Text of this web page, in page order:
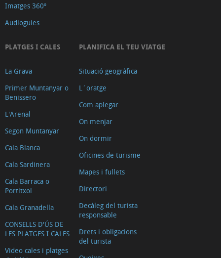
Imatges 360º
Audioguies
PLATGES I CALES
La Grava
Primer Muntanyar o
Benissero
L'Arenal
Segon Muntanyar
Cala Blanca
Cala Sardinera
Cala Barraca o
Portitxol
Cala Granadella
CONSELLS D'ÚS DE
LES PLATGES I CALES
Video cales i platges
PLANIFICA EL TEU VIATGE
Situació geogràfica
L´oratge
Com aplegar
On menjar
On dormir
Oficines de turisme
Mapes i fullets
Directori
Decàleg del turista
responsable
Drets i obligacions
del turista